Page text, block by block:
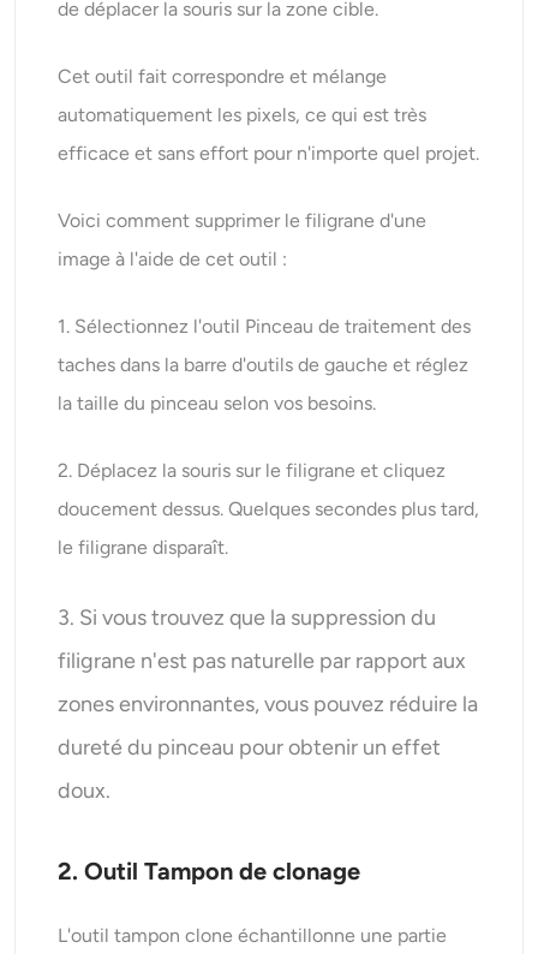
de déplacer la souris sur la zone cible.
Cet outil fait correspondre et mélange
automatiquement les pixels, ce qui est très
efficace et sans effort pour n'importe quel projet.
Voici comment supprimer le filigrane d'une
image à l'aide de cet outil :
1. Sélectionnez l'outil Pinceau de traitement des
taches dans la barre d'outils de gauche et réglez
la taille du pinceau selon vos besoins.
2. Déplacez la souris sur le filigrane et cliquez
doucement dessus. Quelques secondes plus tard,
le filigrane disparaît.
3. Si vous trouvez que la suppression du
filigrane n'est pas naturelle par rapport aux
zones environnantes, vous pouvez réduire la
dureté du pinceau pour obtenir un effet
doux.
2. Outil Tampon de clonage
L'outil tampon clone échantillonne une partie